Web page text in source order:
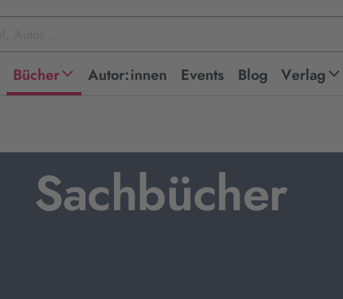
Bücher Autor:innen Events Blog Verlag
Sachbücher